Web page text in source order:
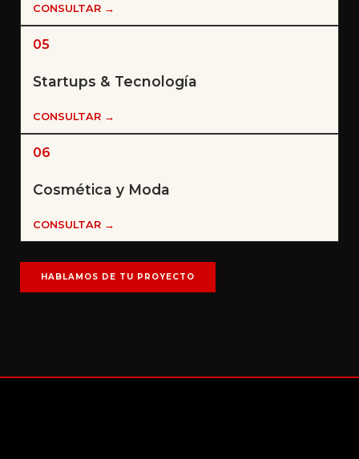
CONSULTAR →
05
Startups & Tecnología
CONSULTAR →
06
Cosmética y Moda
CONSULTAR →
HABLAMOS DE TU PROYECTO